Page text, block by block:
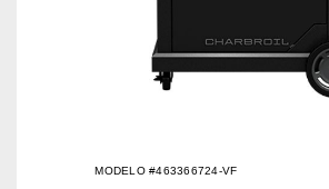
MODELO #463366724-VF